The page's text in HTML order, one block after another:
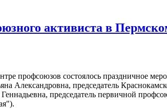
активиста в
профсоюзов состоялось праздничное
Александровна, председатель
Геннадьевна, председатель первичной